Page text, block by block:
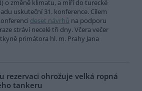
o změně klimatu, a míří do turecké
uskuteční 31. konference. Cílem
deset návrhů na podporu
stráví necelé tři dny. Včera večer
primátora hl. m. Prahy Jana
rezervaci ohrožuje velká ropná
tankeru